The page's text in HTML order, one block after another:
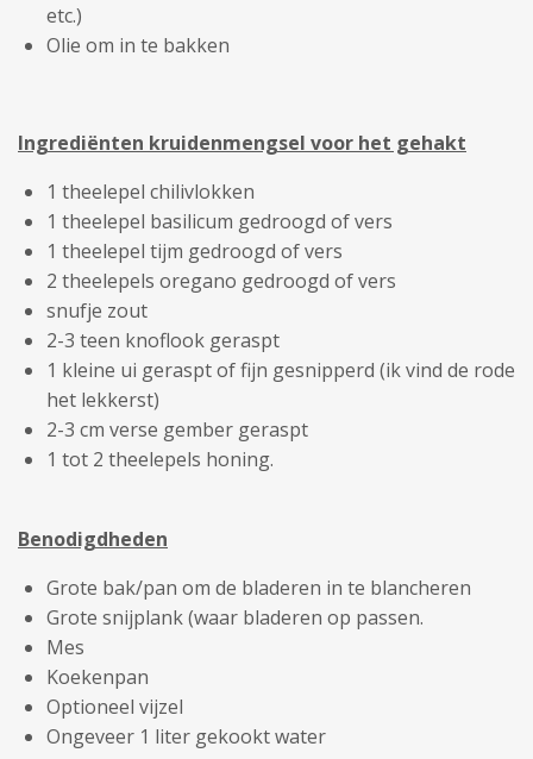
etc.)
Olie om in te bakken
Ingrediënten kruidenmengsel voor het gehakt
1 theelepel chilivlokken
1 theelepel basilicum gedroogd of vers
1 theelepel tijm gedroogd of vers
2 theelepels oregano gedroogd of vers
snufje zout
2-3 teen knoflook geraspt
1 kleine ui geraspt of fijn gesnipperd (ik vind de rode
het lekkerst)
2-3 cm verse gember geraspt
1 tot 2 theelepels honing.
Benodigdheden
Grote bak/pan om de bladeren in te blancheren
Grote snijplank (waar bladeren op passen.
Mes
Koekenpan
Optioneel vijzel
Ongeveer 1 liter gekookt water